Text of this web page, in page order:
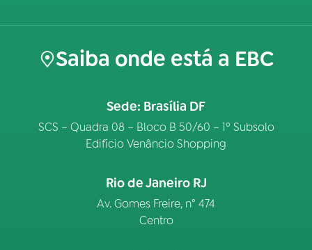
Saiba onde está a EBC
Sede: Brasília DF
SCS – Quadra 08 – Bloco B 50/60 – 1º Subsolo
Edifício Venâncio Shopping
Rio de Janeiro RJ
Av. Gomes Freire, n° 474
Centro